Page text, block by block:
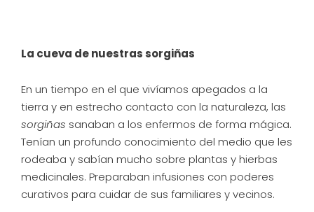
La cueva de nuestras sorgiñas
En un tiempo en el que vivíamos apegados a la
tierra y en estrecho contacto con la naturaleza, las
sorgiñas sanaban a los enfermos de forma mágica.
Tenían un profundo conocimiento del medio que les
rodeaba y sabían mucho sobre plantas y hierbas
medicinales. Preparaban infusiones con poderes
curativos para cuidar de sus familiares y vecinos.